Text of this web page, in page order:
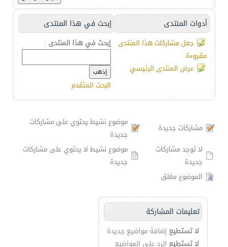
أدوات المنتدى إبحث في هذا المنتدى
جعل مشاركات هذا المنتدى
مقروءة
عرض المنتدى الرئيسي
إبحث في هذا المنتدى :
البحث المتقدم
مشاركات جديدة
موضوع نشيط يحتوي على مشاركات
جديدة
لا توجد مشاركات
جديدة
موضوع نشيط لا يحتوي على مشاركات
جديدة
الموضوع مغلق
تعليمات المشاركة
لا تستطيع إضافة مواضيع جديدة
لا تستطيع الرد على المواضيع